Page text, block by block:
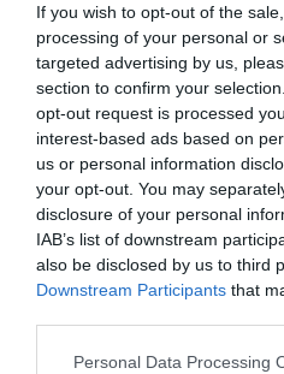
If you wish to opt-out of the
processing of your personal or
targeted advertising by us,
section to confirm your
opt-out request is processed
interest-based ads based on
us or personal information
your opt-out. You may
disclosure of your personal
IAB’s list of downstream
also be disclosed by us to third
Downstream Participants that
Personal Data Processing
Παπαπέτρου, με τους
Μανιάτη, Τζούλια
Νικόλα Μαραζιώτη,
Κυριακάκη
και τη
συνόλου.
Στις 22 και 23 Νοεμβρίου το
παρουσιάσει το τρίπτυχο
Summer, με τις
Κωνσταντίνου Ρήγου, σε
Point of No Returnτου
μουσικήΓιώργου
Κωνσταντίνου Ρήγου, πάνω